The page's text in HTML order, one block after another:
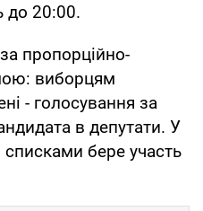
до 20:00.
пропорційно-
виборцям
- голосування за
в депутати. У
бере участь